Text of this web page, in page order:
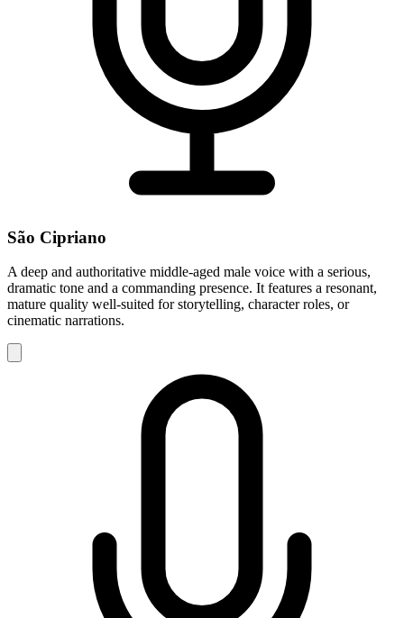
São Cipriano
A deep and authoritative middle-aged male voice with a serious,
dramatic tone and a commanding presence. It features a resonant,
mature quality well-suited for storytelling, character roles, or
cinematic narrations.